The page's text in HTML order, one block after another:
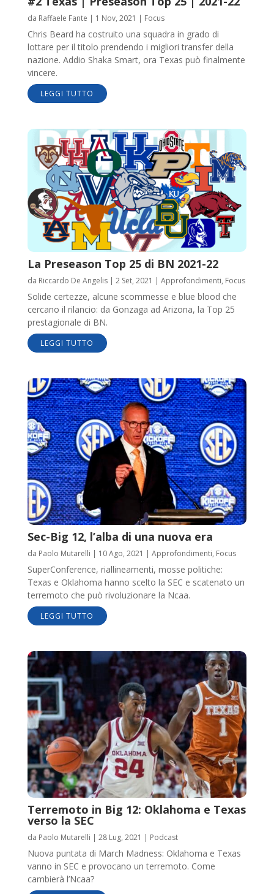
da Raffaele Fante | 1 Nov, 2021 | Focus
Chris Beard ha costruito una squadra in grado di
lottare per il titolo prendendo i migliori transfer della
nazione. Addio Shaka Smart, ora Texas può finalmente
vincere.
LEGGI TUTTO
La Preseason Top 25 di BN 2021-22
da Riccardo De Angelis| 2 Set, 2021 | Approfondimenti, Focus
Solide certezze, alcune scommesse e blue blood che
cercano il rilancio: da Gonzaga ad Arizona, la Top 25
prestagionale di BN.
LEGGI TUTTO
Sec-Big 12, l’alba di una nuova era
da Paolo Mutarelli | 10 Ago, 2021 | Approfondimenti, Focus
SuperConference, riallineamenti, mosse politiche:
Texas e Oklahoma hanno scelto la SEC e scatenato un
terremoto che può rivoluzionare la Ncaa.
LEGGI TUTTO
Terremoto in Big 12: Oklahoma e Texas
verso la SEC
da Paolo Mutarelli | 28 Lug, 2021 | Podcast
Nuova puntata di March Madness: Oklahoma e Texas
vanno in SEC e provocano un terremoto. Come
cambierà l’Ncaa?